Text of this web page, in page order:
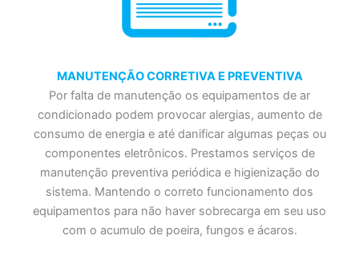
MANUTENÇÃO CORRETIVA E PREVENTIVA
Por falta de manutenção os equipamentos de ar
condicionado podem provocar alergias, aumento de
consumo de energia e até danificar algumas peças ou
componentes eletrônicos. Prestamos serviços de
manutenção preventiva periódica e higienização do
sistema. Mantendo o correto funcionamento dos
equipamentos para não haver sobrecarga em seu uso
com o acumulo de poeira, fungos e ácaros.